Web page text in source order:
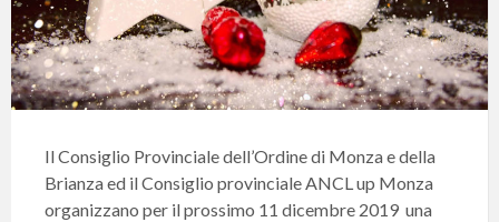
Il Consiglio Provinciale dell’Ordine di Monza e della
Brianza ed il Consiglio provinciale ANCL up Monza
organizzano per il prossimo 11 dicembre 2019 una